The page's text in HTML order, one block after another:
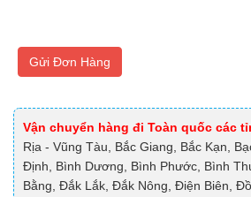
Gửi Đơn Hàng
Vận chuyển hàng đi Toàn quốc các
Rịa - Vũng Tàu, Bắc Giang, Bắc Kạn,
Định, Bình Dương, Bình Phước, Bình
Bằng, Đắk Lắk, Đắk Nông, Điện Biên,